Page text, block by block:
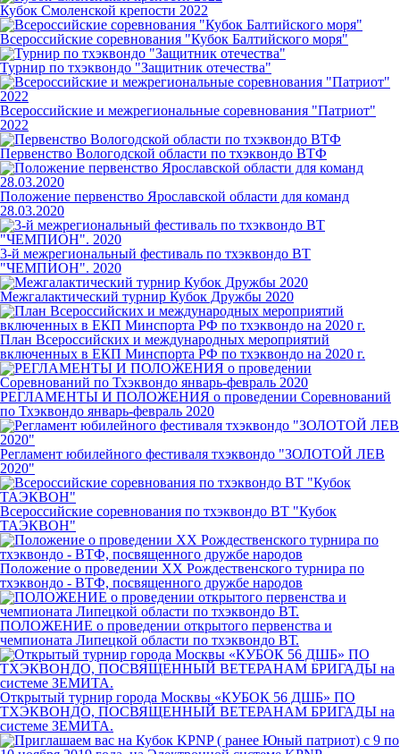
Кубок Смоленской крепости 2022
Всероссийские соревнования "Кубок Балтийского моря"
Турнир по тхэквондо "Защитник отечества"
Всероссийские и межрегиональные соревнования "Патриот"
2022
Первенство Вологодской области по тхэквондо ВТФ
Положение первенство Ярославской области для команд
28.03.2020
3-й межрегиональный фестиваль по тхэквондо ВТ
"ЧЕМПИОН". 2020
Межгалактический турнир Кубок Дружбы 2020
План Всероссийских и международных мероприятий
включенных в ЕКП Минспорта РФ по тхэквондо на 2020 г.
РЕГЛАМЕНТЫ И ПОЛОЖЕНИЯ о проведении Соревнований
по Тхэквондо январь-февраль 2020
Регламент юбилейного фестиваля тхэквондо "ЗОЛОТОЙ ЛЕВ
2020"
Всероссийские соревнования по тхэквондо ВТ "Кубок
ТАЭКВОН"
Положение о проведении XX Рождественского турнира по
тхэквондо - ВТФ, посвященного дружбе народов
ПОЛОЖЕНИЕ о проведении открытого первенства и
чемпионата Липецкой области по тхэквондо ВТ.
Открытый турнир города Москвы «КУБОК 56 ДШБ» ПО
ТХЭКВОНДО, ПОСВЯЩЕННЫЙ ВЕТЕРАНАМ БРИГАДЫ на
системе ЗЕМИТА.